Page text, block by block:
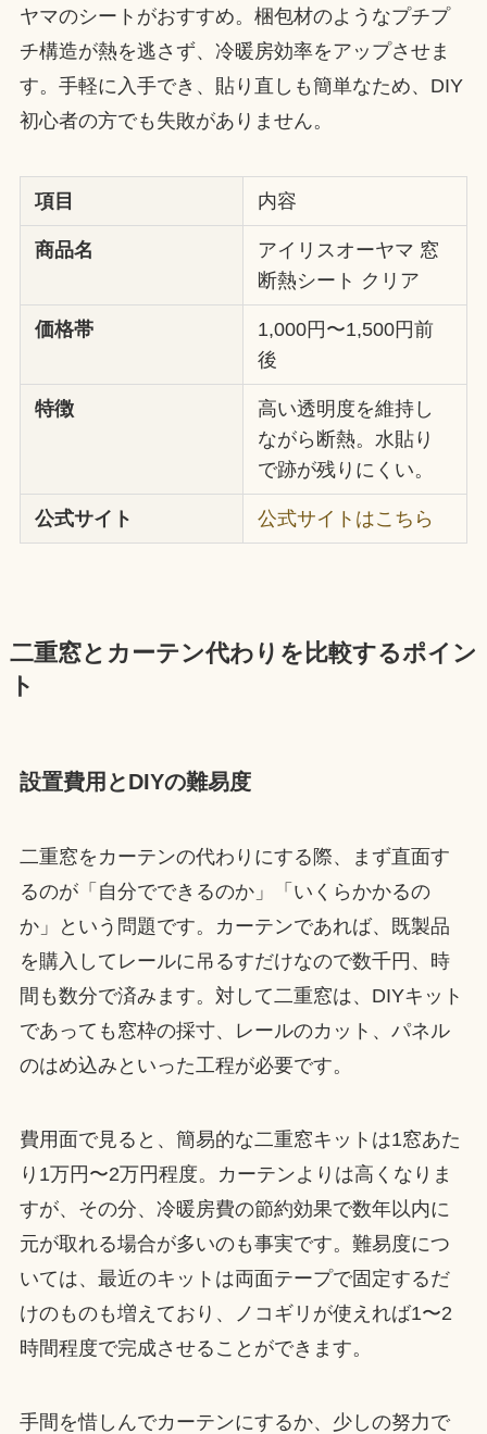
ヤマのシートがおすすめ。梱包材のようなプチプ
チ構造が熱を逃さず、冷暖房効率をアップさせま
す。手軽に入手でき、貼り直しも簡単なため、DIY
初心者の方でも失敗がありません。
項目 内容
商品名
アイリスオーヤマ 窓
断熱シート クリア
価格帯
1,000円〜1,500円前
後
特徴
高い透明度を維持し
ながら断熱。水貼り
で跡が残りにくい。
公式サイト 公式サイトはこちら
二重窓とカーテン代わりを比較するポイン
ト
設置費用とDIYの難易度
二重窓をカーテンの代わりにする際、まず直面す
るのが「自分でできるのか」「いくらかかるの
か」という問題です。カーテンであれば、既製品
を購入してレールに吊るすだけなので数千円、時
間も数分で済みます。対して二重窓は、DIYキット
であっても窓枠の採寸、レールのカット、パネル
のはめ込みといった工程が必要です。
費用面で見ると、簡易的な二重窓キットは1窓あた
り1万円〜2万円程度。カーテンよりは高くなりま
すが、その分、冷暖房費の節約効果で数年以内に
元が取れる場合が多いのも事実です。難易度につ
いては、最近のキットは両面テープで固定するだ
けのものも増えており、ノコギリが使えれば1〜2
時間程度で完成させることができます。
手間を惜しんでカーテンにするか、少しの努力で